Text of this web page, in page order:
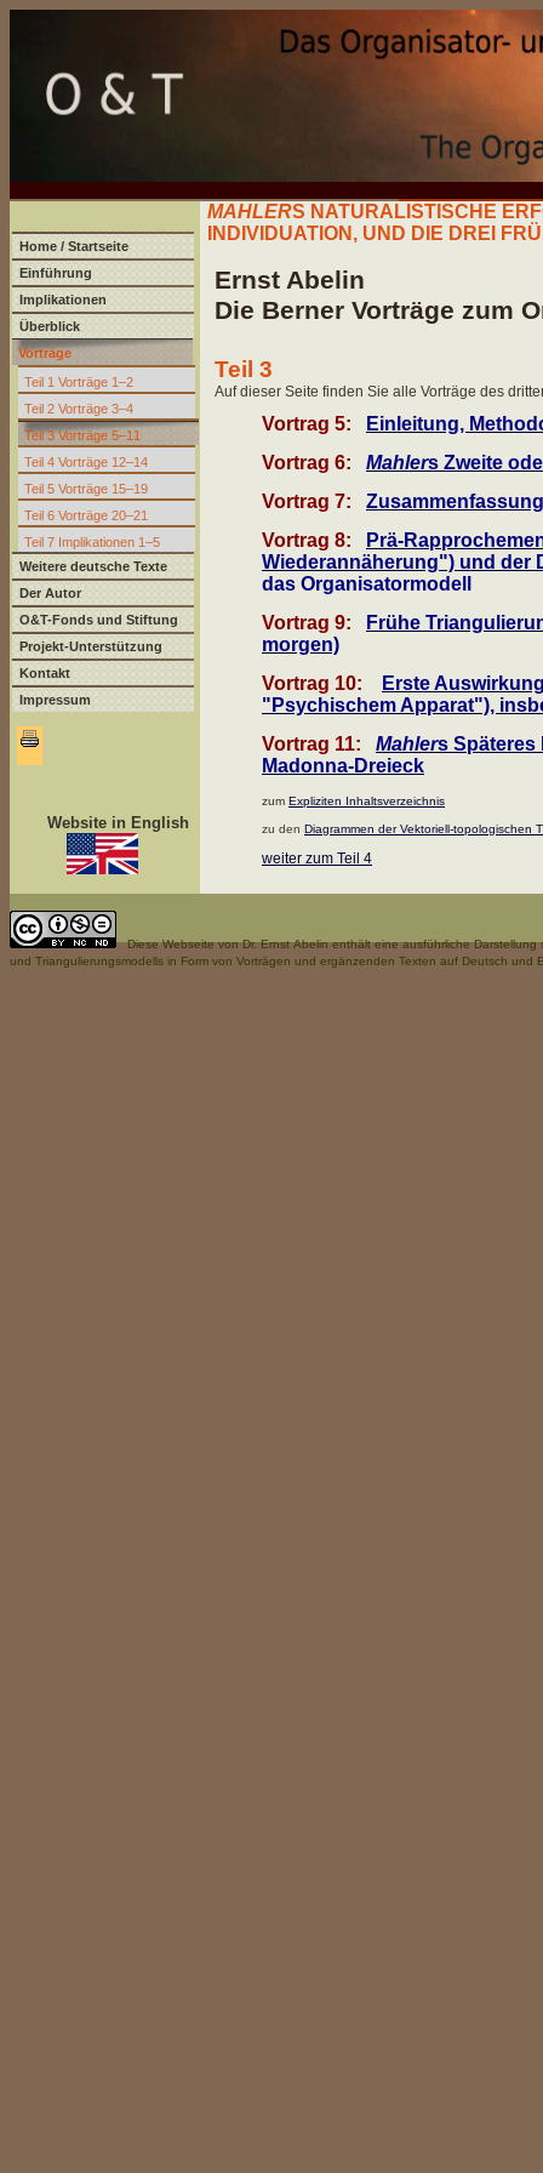
Home / Startseite
Einführung
Implikationen
Überblick
Vorträge
Teil 1 Vorträge 1–2
Teil 2 Vorträge 3–4
Teil 3 Vorträge 5–11
Teil 4 Vorträge 12–14
Teil 5 Vorträge 15–19
Teil 6 Vorträge 20–21
Teil 7 Implikationen 1–5
Weitere deutsche Texte
Der Autor
O&T-Fonds und Stiftung
Projekt-Unterstützung
Kontakt
Impressum
Website in English
MAHLERS NATURALISTISCHE
INDIVIDUATION, UND DIE DREI
Ernst Abelin
Die Berner Vorträge zum
Teil 3
Auf dieser Seite finden Sie alle Vorträge des
Vortrag 5:
Einleitung,
Vortrag 6:
Mahlers Zweite
Vortrag 7:
Vortrag 8:
Prä-
Wiederannäherung") und der
das Organisatormodell
Vortrag 9:
Frühe
morgen)
Vortrag 10:
Erste
"Psychischem Apparat"),
Vortrag 11:
Mahlers Späteres
Madonna-Dreieck
zum Expliziten Inhaltsverzeichnis
zu den Diagrammen der Vektoriell-topologischen
weiter zum Teil 4
Diese Webseitevon Dr. Ernst Abelin enthält eine ausführliche
und Triangulierungsmodells in Form von Vorträgen und ergänzenden Texten auf Deutsch und